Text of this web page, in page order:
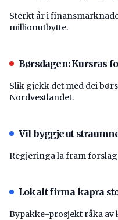
Sterkt år i
millionutbytte.
Børsdagen: Kursras
Slik gjekk det med dei
Nordvestlandet.
Vil byggje ut
Regjeringa la fram
Lokalt firma kapra
Bypakke-prosjekt råka av